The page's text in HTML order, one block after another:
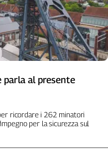
parla al presente
ricordare i 262 minatori
per la sicurezza sul